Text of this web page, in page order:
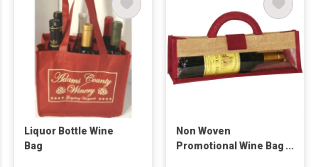
Liquor Bottle Wine
Bag
Non Woven
Promotional Wine Bag